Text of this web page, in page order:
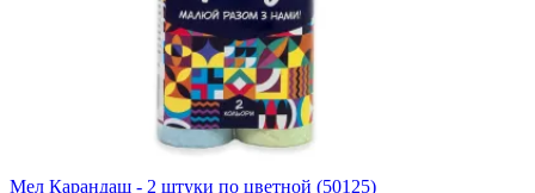
Мел Карандаш - 2 штуки по цветной (50125)